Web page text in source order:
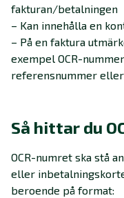
fakturan/betalningen
– Kan innehålla en
– På en faktura
exempel OCR-
referensnummer
Så hittar du
OCR-numret ska stå
eller
beroende på format: